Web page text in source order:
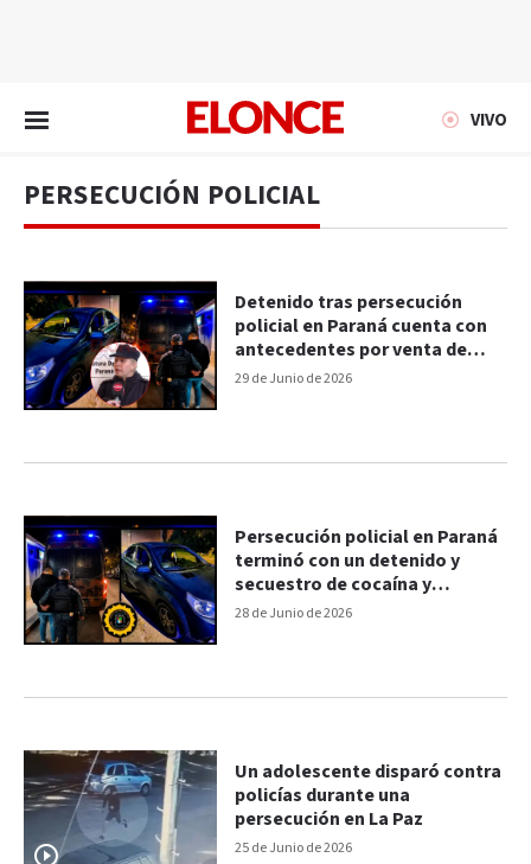
VIVO
PERSECUCIÓN POLICIAL
29 de Junio de 2026
Detenido tras persecución
policial en Paraná cuenta con
antecedentes por venta de
drogas
28 de Junio de 2026
Persecución policial en Paraná
terminó con un detenido y
secuestro de cocaína y
marihuana
25 de Junio de 2026
Un adolescente disparó contra
policías durante una
persecución en La Paz